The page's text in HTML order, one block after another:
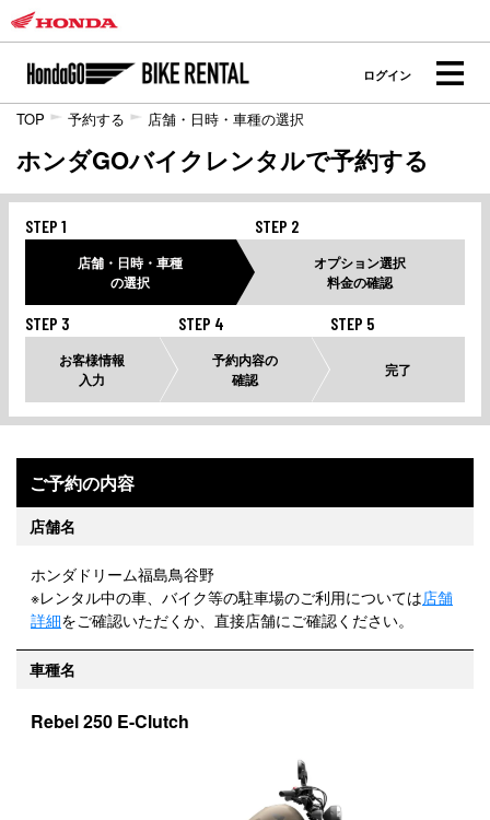
ログイン
TOP 予約する 店舗・日時・車種の選択
ホンダGOバイクレンタルで予約する
STEP 1
店舗・日時・車種
の選択
STEP 2
オプション選択
料金の確認
STEP 3
お客様情報
入力
STEP 4
予約内容の
確認
STEP 5
完了
ご予約の内容
店舗名
ホンダドリーム福島鳥谷野
※レンタル中の車、バイク等の駐車場のご利用については店舗
詳細をご確認いただくか、直接店舗にご確認ください。
車種名
Rebel 250 E-Clutch